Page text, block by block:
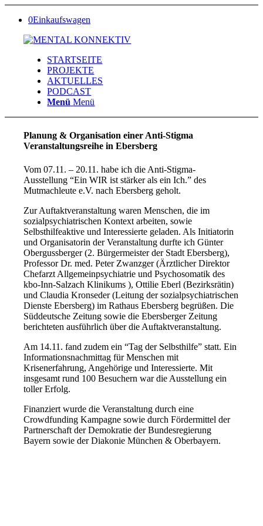
0Einkaufswagen
STARTSEITE
PROJEKTE
AKTUELLES
PODCAST
Menü Menü
Planung & Organisation einer Anti-Stigma
Veranstaltungsreihe in Ebersberg
Vom 07.11. – 20.11. habe ich die Anti-Stigma-
Ausstellung “Ein WIR ist stärker als ein Ich.” des
Mutmachleute e.V. nach Ebersberg geholt.
Zur Auftaktveranstaltung waren Menschen, die im
sozialpsychiatrischen Kontext arbeiten, sowie
Selbsthilfeaktive und Interessierte geladen. Als Initiatorin
und Organisatorin der Veranstaltung durfte ich Günter
Obergussberger (2. Bürgermeister der Stadt Ebersberg),
Professor Dr. med. Peter Zwanzger (Ärztlicher Direktor
Chefarzt Allgemeinpsychiatrie und Psychosomatik des
kbo-Inn-Salzach Klinikums ), Ottilie Eberl (Bezirksrätin)
und Claudia Kronseder (Leitung der sozialpsychiatrischen
Dienste Ebersberg) im Rathaus Ebersberg begrüßen. Die
Süddeutsche Zeitung sowie die Ebersberger Zeitung
berichteten ausführlich über die Auftaktveranstaltung.
Am 14.11. fand zudem ein “Tag der Selbsthilfe” statt. Ein
Informationsnachmittag für Menschen mit
Krisenerfahrung, Angehörige und Interessierte. Mit
insgesamt rund 100 Besuchern war die Ausstellung ein
toller Erfolg.
Finanziert wurde die Veranstaltung durch eine
Crowdfunding Kampagne sowie durch Fördermittel der
Partnerschaft der Demokratie der Bundesregierung
Bayern sowie der Diakonie München & Oberbayern.